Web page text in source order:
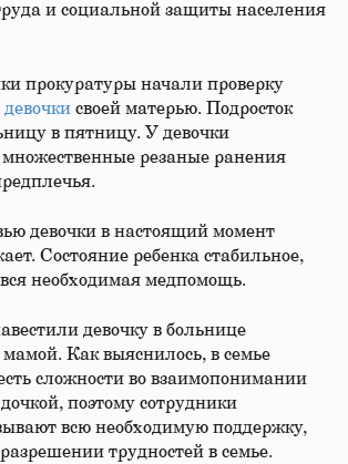
и социальной защиты населения
прокуратуры начали проверку
своей матерью. Подросток
в пятницу. У девочки
резаные ранения
девочки в настоящий момент
Состояние ребенка стабильное,
необходимая медпомощь.
девочку в больнице
мамой. Как выяснилось, в семье
сложности во взаимопонимании
поэтому сотрудники
всю необходимую поддержку,
трудностей в семье.